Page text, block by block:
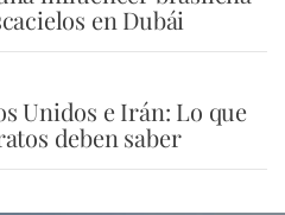
en Dubái
Unidos e Irán: Lo que
deben saber